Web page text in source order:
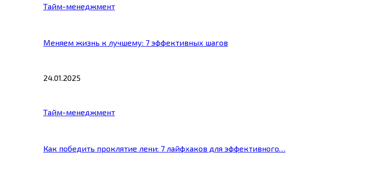
Тайм-менеджмент
Меняем жизнь к лучшему: 7 эффективных шагов
24.01.2025
Тайм-менеджмент
Как победить проклятие лени: 7 лайфхаков для эффективного…